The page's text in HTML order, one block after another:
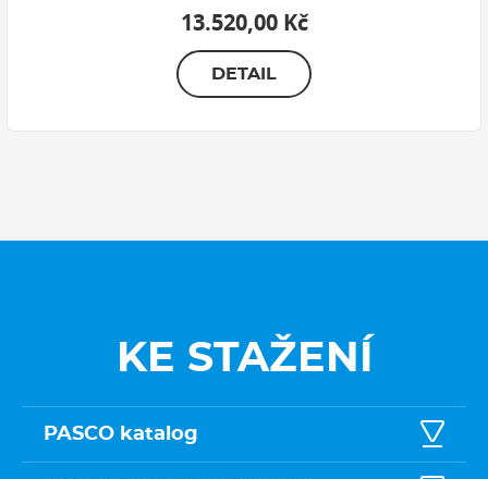
13.520,00 Kč
DETAIL
KE STAŽENÍ
PASCO katalog